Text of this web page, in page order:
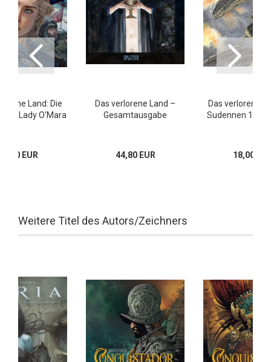
Land: Die
4: Lady O'Mara
EUR
Das verlorene Land –
Gesamtausgabe
44,80 EUR
Das verlorene
Sudennen 1:
18,00
Weitere Titel des Autors/Zeichners